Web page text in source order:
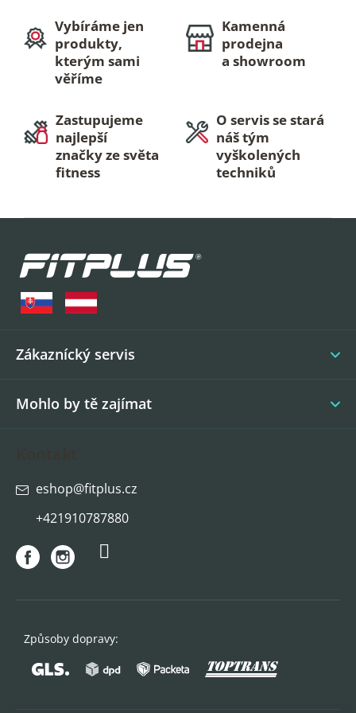
Vybíráme jen
produkty,
kterým sami
věříme
Kamenná
prodejna
a showroom
Zastupujeme
najlepší
značky ze světa
fitness
O servis se stará
náš tým
vyškolených
techniků
Zákaznícký servis
Mohlo by tě zajímat
eshop@fitplus.cz
+421910787880
Způsoby dopravy: